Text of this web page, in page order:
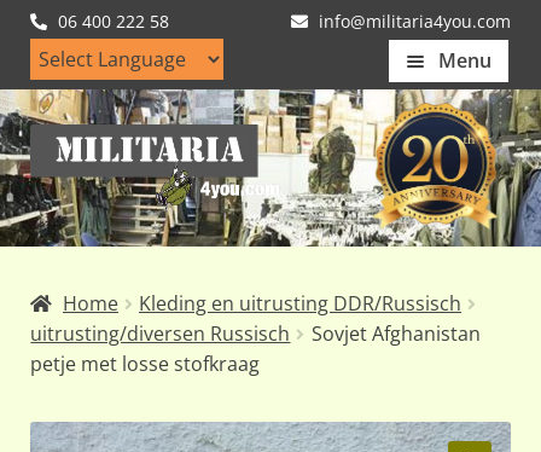
06 400 222 58 info@militaria4you.com
Menu
Home
Artikelen
Nieuws
Klantfotos
Mijn Account
Ga
door
naar
navigatie
Ga
naar
de
inhoud
Home
Kleding en uitrusting DDR/Russisch
uitrusting/diversen Russisch
Sovjet Afghanistan
petje met losse stofkraag